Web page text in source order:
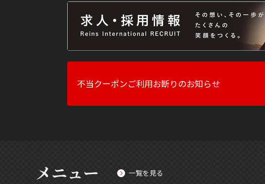
不当クーポンご利用お断りのお知らせ
メニュー 一覧を見る